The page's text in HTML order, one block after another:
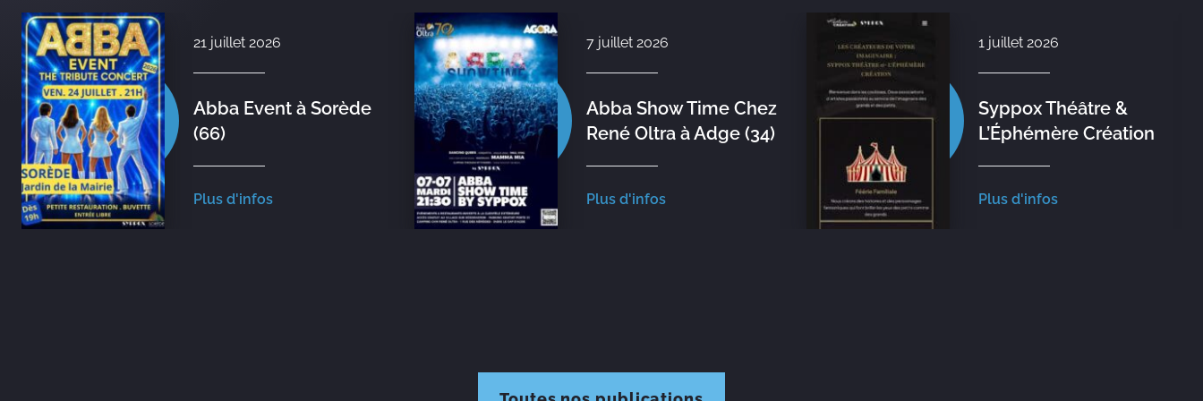
21 juillet 2026
Abba Event à Sorède
(66)
Plus d'infos
7 juillet 2026
Abba Show Time Chez
René Oltra à Adge (34)
Plus d'infos
1 juillet 2026
Syppox Théâtre &
L’Éphémère Création
Plus d'infos